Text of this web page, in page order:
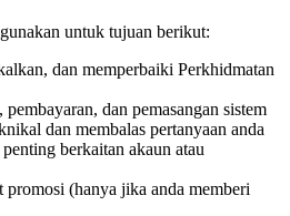
untuk tujuan berikut:
dan memperbaiki Perkhidmatan
dan pemasangan sistem
dan membalas pertanyaan anda
berkaitan akaun atau
promosi (hanya jika anda memberi